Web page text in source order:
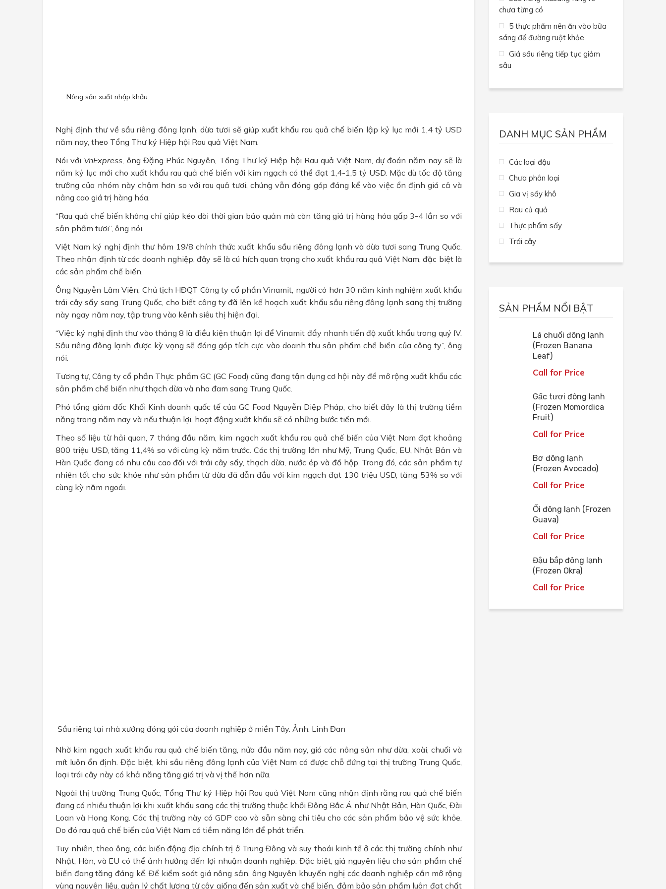
Nông sản xuất nhập khẩu
Nghị định thư về sầu riêng đông lạnh, dừa tươi sẽ giúp xuất khẩu rau quả chế biến lập kỷ lục mới 1,4 tỷ USD
năm nay, theo Tổng Thư ký Hiệp hội Rau quả Việt Nam.
Nói với VnExpress , ông Đặng Phúc Nguyên, Tổng Thư ký Hiệp hội Rau quả Việt Nam, dự đoán năm nay sẽ là
năm kỷ lục mới cho xuất khẩu rau quả chế biến với kim ngạch có thể đạt 1,4-1,5 tỷ USD. Mặc dù tốc độ tăng
trưởng của nhóm này chậm hơn so với rau quả tươi, chúng vẫn đóng góp đáng kể vào việc ổn định giá cả và
nâng cao giá trị hàng hóa.
“Rau quả chế biến không chỉ giúp kéo dài thời gian bảo quản mà còn tăng giá trị hàng hóa gấp 3-4 lần so với
sản phẩm tươi”, ông nói.
Việt Nam ký nghị định thư hôm 19/8 chính thức xuất khẩu sầu riêng đông lạnh và dừa tươi sang Trung Quốc.
Theo nhận định từ các doanh nghiệp, đây sẽ là cú hích quan trọng cho xuất khẩu rau quả Việt Nam, đặc biệt là
các sản phẩm chế biến.
Ông Nguyễn Lâm Viên, Chủ tịch HĐQT Công ty cổ phần Vinamit, người có hơn 30 năm kinh nghiệm xuất khẩu
trái cây sấy sang Trung Quốc, cho biết công ty đã lên kế hoạch xuất khẩu sầu riêng đông lạnh sang thị trường
này ngay năm nay, tập trung vào kênh siêu thị hiện đại.
“Việc ký nghị định thư vào tháng 8 là điều kiện thuận lợi để Vinamit đẩy nhanh tiến độ xuất khẩu trong quý IV.
Sầu riêng đông lạnh được kỳ vọng sẽ đóng góp tích cực vào doanh thu sản phẩm chế biến của công ty”, ông
nói.
Tương tự, Công ty cổ phần Thực phẩm GC (GC Food) cũng đang tận dụng cơ hội này để mở rộng xuất khẩu các
sản phẩm chế biến như thạch dừa và nha đam sang Trung Quốc.
Phó tổng giám đốc Khối Kinh doanh quốc tế của GC Food Nguyễn Diệp Pháp, cho biết đây là thị trường tiềm
năng trong năm nay và nếu thuận lợi, hoạt động xuất khẩu sẽ có những bước tiến mới.
Theo số liệu từ hải quan, 7 tháng đầu năm, kim ngạch xuất khẩu rau quả chế biến của Việt Nam đạt khoảng
800 triệu USD, tăng 11,4% so với cùng kỳ năm trước. Các thị trường lớn như Mỹ, Trung Quốc, EU, Nhật Bản và
Hàn Quốc đang có nhu cầu cao đối với trái cây sấy, thạch dừa, nước ép và đồ hộp. Trong đó, các sản phẩm tự
nhiên tốt cho sức khỏe như sản phẩm từ dừa đã dẫn đầu với kim ngạch đạt 130 triệu USD, tăng 53% so với
cùng kỳ năm ngoái.
Sầu riêng tại nhà xưởng đóng gói của doanh nghiệp ở miền Tây. Ảnh: Linh Đan
Nhờ kim ngạch xuất khẩu rau quả chế biến tăng, nửa đầu năm nay, giá các nông sản như dừa, xoài, chuối và
mít luôn ổn định. Đặc biệt, khi sầu riêng đông lạnh của Việt Nam có được chỗ đứng tại thị trường Trung Quốc,
loại trái cây này có khả năng tăng giá trị và vị thế hơn nữa.
Ngoài thị trường Trung Quốc, Tổng Thư ký Hiệp hội Rau quả Việt Nam cũng nhận định rằng rau quả chế biến
đang có nhiều thuận lợi khi xuất khẩu sang các thị trường thuộc khối Đông Bắc Á như Nhật Bản, Hàn Quốc, Đài
Loan và Hong Kong. Các thị trường này có GDP cao và sẵn sàng chi tiêu cho các sản phẩm bảo vệ sức khỏe.
Do đó rau quả chế biến của Việt Nam có tiềm năng lớn để phát triển.
Tuy nhiên, theo ông, các biến động địa chính trị ở Trung Đông và suy thoái kinh tế ở các thị trường chính như
Nhật, Hàn, và EU có thể ảnh hưởng đến lợi nhuận doanh nghiệp. Đặc biệt, giá nguyên liệu cho sản phẩm chế
biến đang tăng đáng kể. Để kiểm soát giá nông sản, ông Nguyên khuyến nghị các doanh nghiệp cần mở rộng
vùng nguyên liệu, quản lý chất lượng từ cây giống đến sản xuất và chế biến, đảm bảo sản phẩm luôn đạt chất
chưa từng có
5 thực phẩm nên ăn vào bữa
sáng để đường ruột khỏe
Giá sầu riêng tiếp tục giảm
sâu
DANH MỤC SẢN PHẨM
Các loại đậu
Chưa phân loại
Gia vị sấy khô
Rau củ quả
Thực phẩm sấy
Trái cây
SẢN PHẨM NỔI BẬT
Lá chuối đông lạnh
(Frozen Banana
Leaf)
Call for Price
Gấc tươi đông lạnh
(Frozen Momordica
Fruit)
Call for Price
Bơ đông lạnh
(Frozen Avocado)
Call for Price
Ổi đông lạnh (Frozen
Guava)
Call for Price
Đậu bắp đông lạnh
(Frozen Okra)
Call for Price